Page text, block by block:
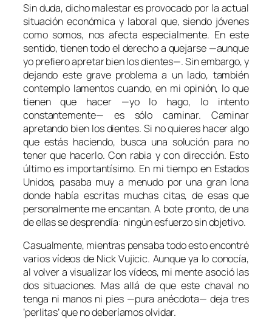
Sin duda, dicho malestar es provocado por la actual
situación económica y laboral que, siendo jóvenes
como somos, nos afecta especialmente. En este
sentido, tienen todo el derecho a quejarse —aunque
yo prefiero apretar bien los dientes—. Sin embargo, y
dejando este grave problema a un lado, también
contemplo lamentos cuando, en mi opinión, lo que
tienen que hacer —yo lo hago, lo intento
constantemente— es sólo caminar. Caminar
apretando bien los dientes. Si no quieres hacer algo
que estás haciendo, busca una solución para no
tener que hacerlo. Con rabia y con dirección. Esto
último es importantísimo. En mi tiempo en Estados
Unidos, pasaba muy a menudo por una gran lona
donde había escritas muchas citas, de esas que
personalmente me encantan. A bote pronto, de una
de ellas se desprendía: ningún esfuerzo sin objetivo.
Casualmente, mientras pensaba todo esto encontré
varios vídeos de Nick Vujicic. Aunque ya lo conocía,
al volver a visualizar los vídeos, mi mente asoció las
dos situaciones. Mas allá de que este chaval no
tenga ni manos ni pies —pura anécdota— deja tres
‘perlitas’ que no deberíamos olvidar.